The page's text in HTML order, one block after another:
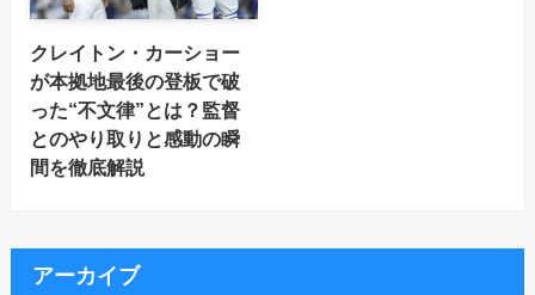
クレイトン・カーショー
が本拠地最後の登板で破
った“不文律”とは？監督
とのやり取りと感動の瞬
間を徹底解説
アーカイブ